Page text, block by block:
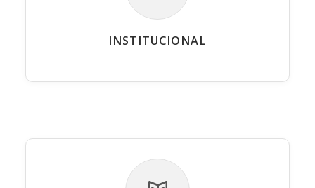
INSTITUCIONAL